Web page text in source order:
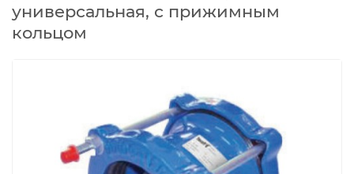
универсальная, с прижимным
кольцом